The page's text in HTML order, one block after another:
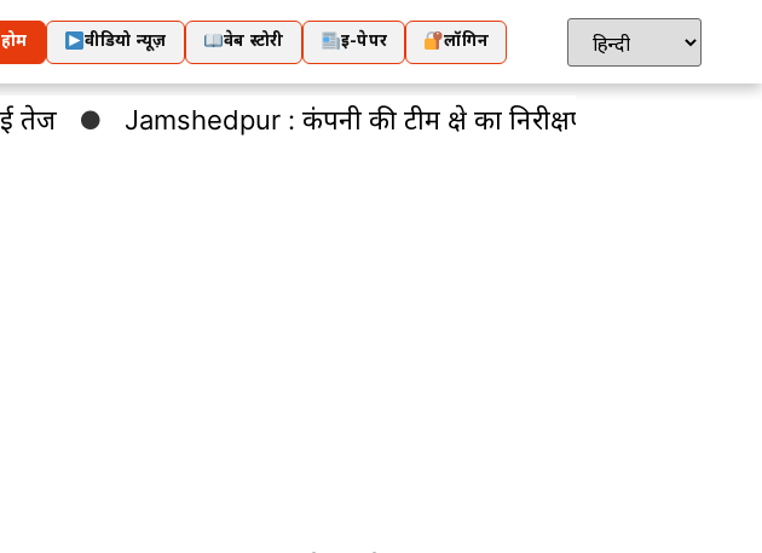
होम वीडियो न्यूज़ वेब स्टोरी ई-पेपर लॉगिन
Jamshedpur : कंपनी की टीम क्षेत्र का निरीक्षण कर कार्य शुरु करवाएगी :